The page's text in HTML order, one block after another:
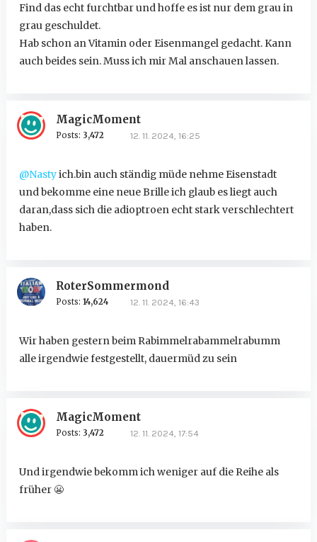
Find das echt furchtbar und hoffe es ist nur dem grau in
grau geschuldet.
Hab schon an Vitamin oder Eisenmangel gedacht. Kann
auch beides sein. Muss ich mir Mal anschauen lassen.
MagicMoment
Posts: 3,472 12. 11. 2024, 16:25
@Nastyich.bin auch ständig müde nehme Eisenstadt
und bekomme eine neue Brille ich glaub es liegt auch
daran,dass sich die adioptroen echt stark verschlechtert
haben.
RoterSommermond
Posts: 14,624 12. 11. 2024, 16:43
Wir haben gestern beim Rabimmelrabammelrabumm
alle irgendwie festgestellt, dauermüd zu sein
MagicMoment
Posts: 3,472 12. 11. 2024, 17:54
Und irgendwie bekomm ich weniger auf die Reihe als
früher😬